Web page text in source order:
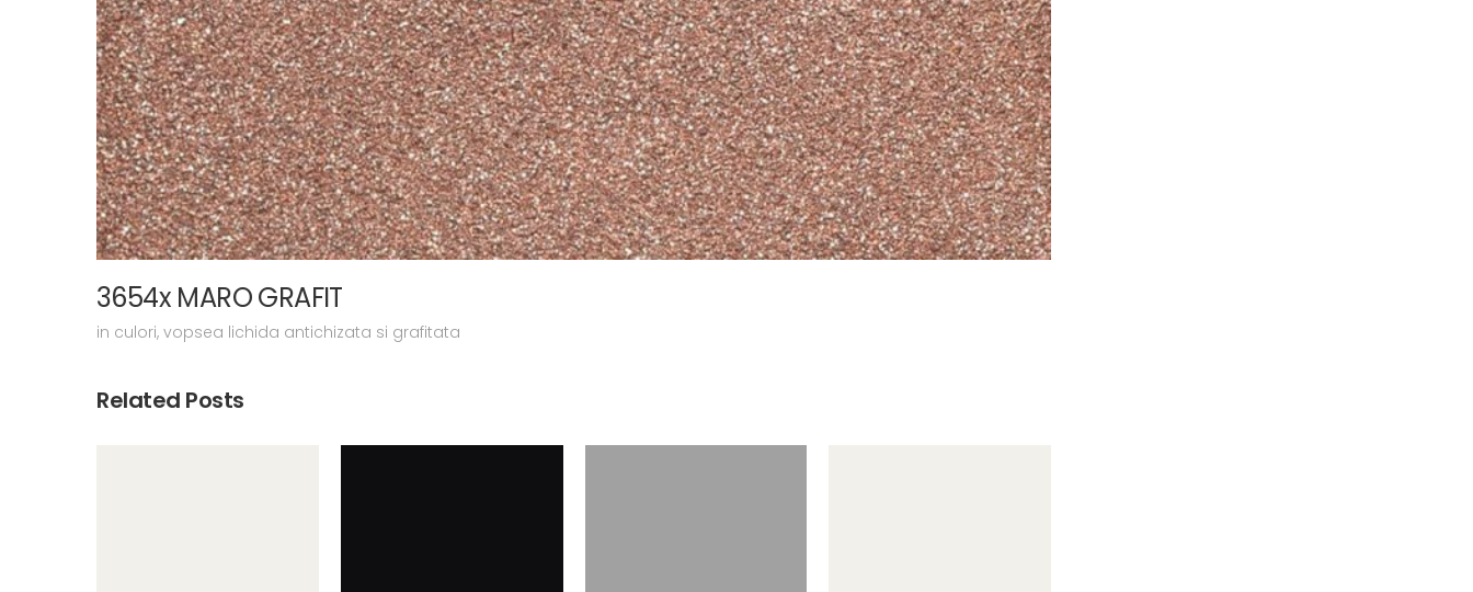
3654x MARO GRAFIT
in culori, vopsea lichida antichizata si grafitata
Related Posts